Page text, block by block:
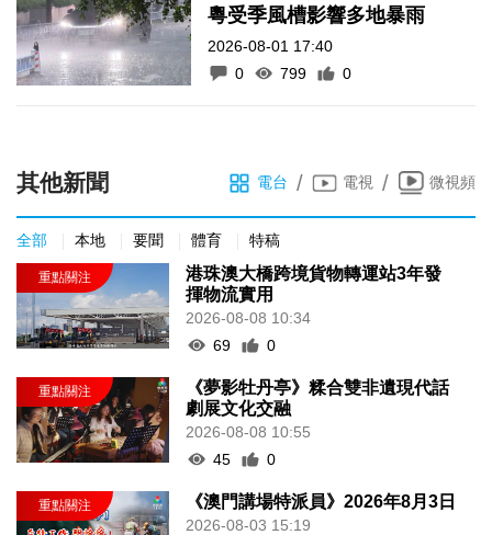
粵受季風槽影響多地暴雨
2026-08-01 17:40
0
799 0
其他新聞 電台 / 電視 / 微視頻
全部 本地 要聞 體育 特稿
港珠澳大橋跨境貨物轉運站3年發
揮物流實用
2026-08-08 10:34
69
0
《夢影牡丹亭》糅合雙非遺現代話
劇展文化交融
2026-08-08 10:55
45
0
《澳門講場特派員》2026年8月3日
2026-08-03 15:19